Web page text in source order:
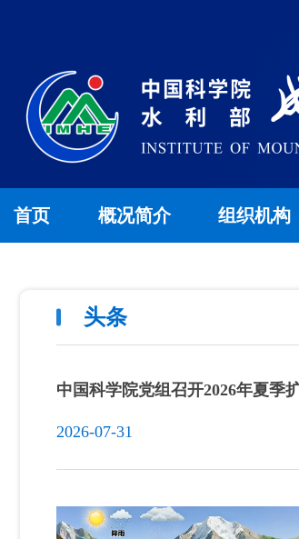
首页 概况简介 组织机构
头条
中国科学院党组召开2026年夏季
2026-07-31